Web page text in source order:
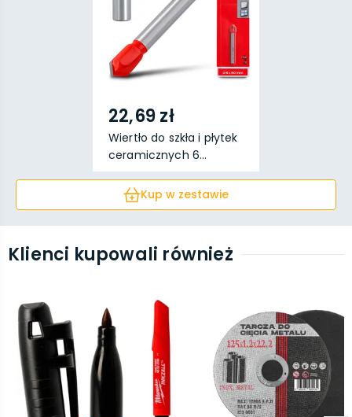
22,69 zł
Wiertło do szkła i płytek
ceramicznych 6...
Kup w zestawie
Klienci kupowali również